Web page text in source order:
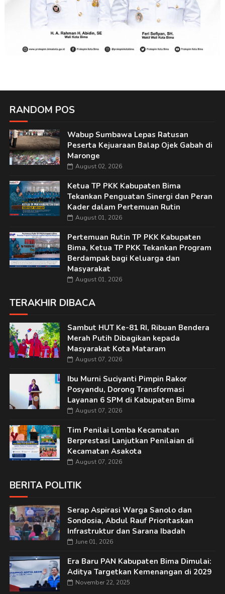
RANDOM POS
Wabup Sumbawa Lepas Ratusan
Peserta Kejuaraan Balap Ojek Gabah di
Maronge
August 02, 2026
Ketua TP PKK Kabupaten Bima
Tekankan Penguatan Sinergi dan Peran
Kader dalam Pertemuan Rutin
August 01, 2026
Pertemuan Rutin TP PKK Kabupaten
Bima, Ketua TP PKK Tekankan Program
Berdampak bagi Keluarga dan
Masyarakat
August 01, 2026
TERAKHIR DIBACA
Sambut HUT Ke-81 RI, Ribuan Bendera
Merah Putih Dibagikan kepada
Masyarakat Kota Mataram
August 07, 2026
Ibu Murni Suciyanti Pimpin Rakor
Posyandu, Dorong Transformasi
Layanan 6 SPM di Kabupaten Bima
August 07, 2026
Tim Penilai Lomba Kecamatan
Berprestasi Lanjutkan Penilaian di
Kecamatan Asakota
August 07, 2026
BERITA POLITIK
Serap Aspirasi Warga Sanolo dan
Sondosia, Abdul Rauf Prioritaskan
Infrastruktur dan Sarana Ibadah
June 01, 2026
Era Baru PAN Kabupaten Bima Dimulai:
Aditya Targetkan Kemenangan di 2029
November 22, 2025